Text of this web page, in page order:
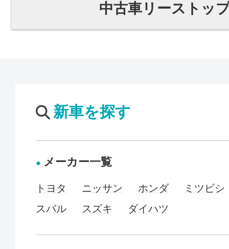
中古車リーストッ
新車を探す
メーカー一覧
トヨタ ニッサン ホンダ
ミツビシ
スバル
スズキ ダイハツ